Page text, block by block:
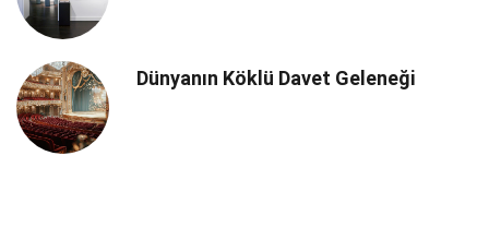
Dünyanın Köklü Davet Geleneği